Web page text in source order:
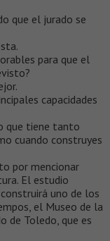
que el jurado se
para que el
capacidades
que tiene tanto
cuando construyes
por mencionar
El estudio
uno de los
el Museo de la
de Toledo, que es